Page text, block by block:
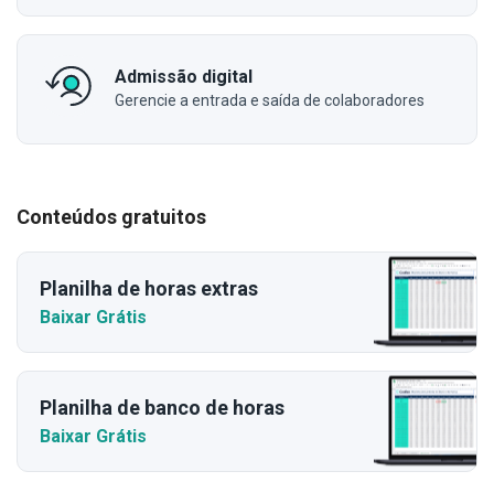
Admissão digital
Gerencie a entrada e saída de colaboradores
Conteúdos gratuitos
Planilha de horas extras
Baixar Grátis
Planilha de banco de horas
Baixar Grátis